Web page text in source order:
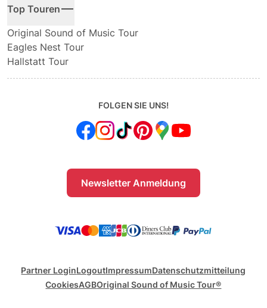
Top Touren
Original Sound of Music Tour
Eagles Nest Tour
Hallstatt Tour
FOLGEN SIE UNS!
Newsletter Anmeldung
Partner LoginLogoutImpressumDatenschutzmitteilung
CookiesAGBOriginal Sound of Music Tour®